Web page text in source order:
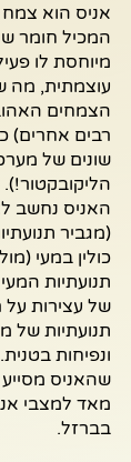
אניס הוא צמח
המכיל חומר
מיוחסת לו
עוצמתית, מה
הצמחים
רבים אחרים)
שונים של
הליקובקטור!).
האניס נחשב
(מגביר
כולין במעי
תנועתיות
של עצירות על
תנועתיות של
ונפיחות
שהאניס
מאד למצבי
בברזל.